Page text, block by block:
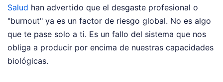
Salud han advertido que el desgaste profesional o
"burnout" ya es un factor de riesgo global. No es algo
que te pase solo a ti. Es un fallo del sistema que nos
obliga a producir por encima de nuestras capacidades
biológicas.